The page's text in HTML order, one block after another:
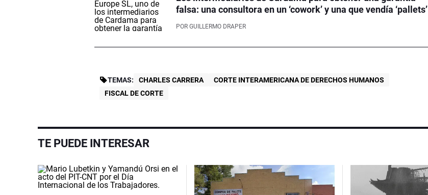
falsa: una consultora en un ‘cowork’ y una que vendía ‘pallets’
POR GUILLERMO DRAPER
TEMAS: CHARLES CARRERA
CORTE INTERAMERICANA DE DERECHOS HUMANOS
FISCAL DE CORTE
TE PUEDE INTERESAR